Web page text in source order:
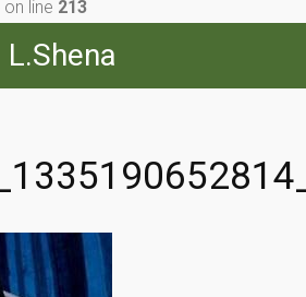
on line 213
L.Shena